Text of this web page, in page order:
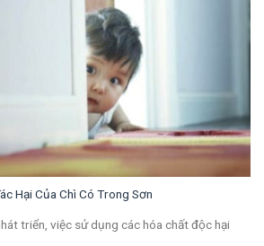
Hại Của Chì Có Trong Sơn
triển, việc sử dụng các hóa chất độc hại